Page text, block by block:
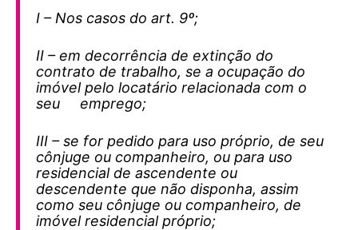
I – Nos casos do art. 9º;
II – em decorrência de extinção do
contrato de trabalho, se a ocupação do
imóvel pelo locatário relacionada com o
seu emprego;
III – se for pedido para uso próprio, de seu
cônjuge ou companheiro, ou para uso
residencial de ascendente ou
descendente que não disponha, assim
como seu cônjuge ou companheiro, de
imóvel residencial próprio;